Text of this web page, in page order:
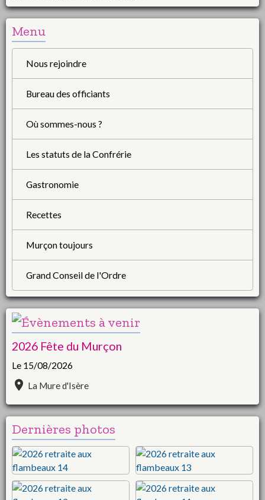
Menu
Nous rejoindre
Bureau des officiants
Où sommes-nous ?
Les statuts de la Confrérie
Gastronomie
Recettes
Murçon toujours
Grand Conseil de l'Ordre
2026 Fête du Murçon
Le 15/08/2026
La Mure d'Isère
Dernières photos